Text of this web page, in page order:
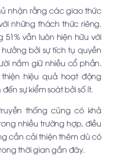
nhận rằng các giao thức
những thách thức riêng.
vẫn luôn hiện hữu với
hưởng bởi sự tích tụ quyền
nắm giữ nhiều cổ phần.
thiện hiệu quả hoạt động
sự kiểm soát bởi số ít.
thống cũng có khả
nhiều trường hợp, điều
cần cải thiện thêm dù có
thời gian gần đây.